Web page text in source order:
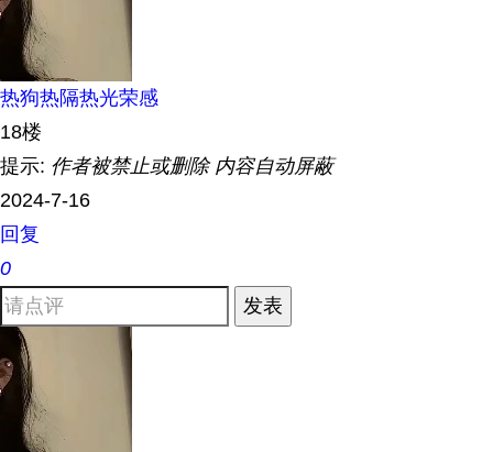
热狗热隔热光荣感
18楼
提示: 作者被禁止或删除 内容自动屏蔽
2024-7-16
回复
0
发表